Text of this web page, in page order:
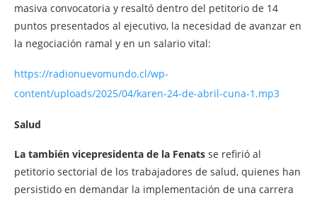
masiva convocatoria y resaltó dentro del petitorio de 14
puntos presentados al ejecutivo, la necesidad de avanzar en
la negociación ramal y en un salario vital:
https://radionuevomundo.cl/wp-
content/uploads/2025/04/karen-24-de-abril-cuna-1.mp3
Salud
La también vicepresidenta de la Fenats se refirió al
petitorio sectorial de los trabajadores de salud, quienes han
persistido en demandar la implementación de una carrera